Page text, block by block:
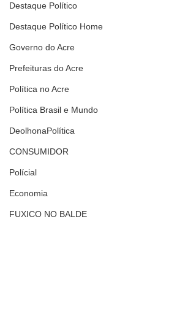
Destaque Político
Destaque Político Home
Governo do Acre
Prefeituras do Acre
Política no Acre
Política Brasil e Mundo
DeolhonaPolítica
CONSUMIDOR
Polícial
Economia
FUXICO NO BALDE